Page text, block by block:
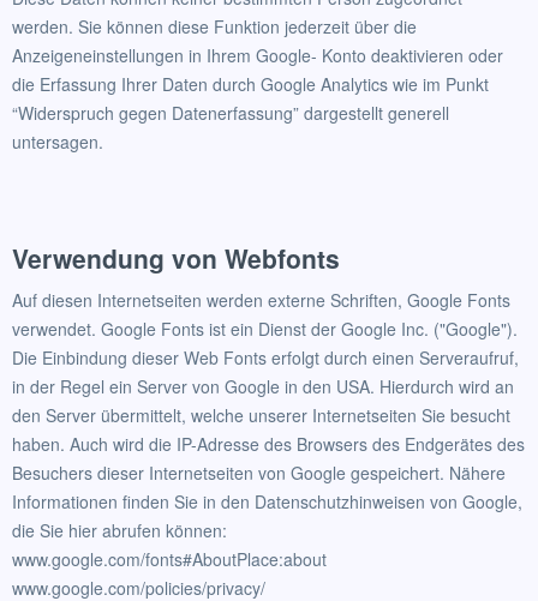
werden. Sie können diese Funktion jederzeit über die
Anzeigeneinstellungen in Ihrem Google- Konto deaktivieren oder
die Erfassung Ihrer Daten durch Google Analytics wie im Punkt
“Widerspruch gegen Datenerfassung” dargestellt generell
untersagen.
Verwendung von Webfonts
Auf diesen Internetseiten werden externe Schriften, Google Fonts
verwendet. Google Fonts ist ein Dienst der Google Inc. ("Google").
Die Einbindung dieser Web Fonts erfolgt durch einen Serveraufruf,
in der Regel ein Server von Google in den USA. Hierdurch wird an
den Server übermittelt, welche unserer Internetseiten Sie besucht
haben. Auch wird die IP-Adresse des Browsers des Endgerätes des
Besuchers dieser Internetseiten von Google gespeichert. Nähere
Informationen finden Sie in den Datenschutzhinweisen von Google,
die Sie hier abrufen können:
www.google.com/fonts#AboutPlace:about
www.google.com/policies/privacy/